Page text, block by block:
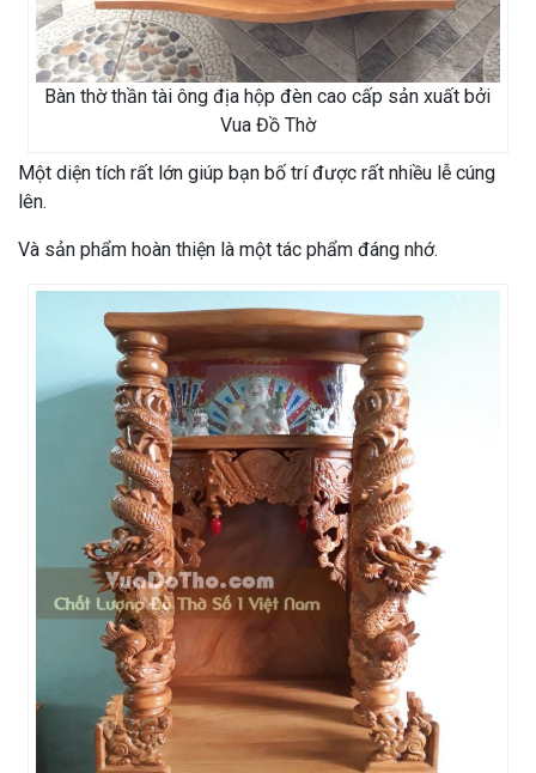
Bàn thờ thần tài ông địa hộp đèn cao cấp sản xuất bởi
Vua Đồ Thờ
Một diện tích rất lớn giúp bạn bố trí được rất nhiều lễ cúng
lên.
Và sản phẩm hoàn thiện là một tác phẩm đáng nhớ.